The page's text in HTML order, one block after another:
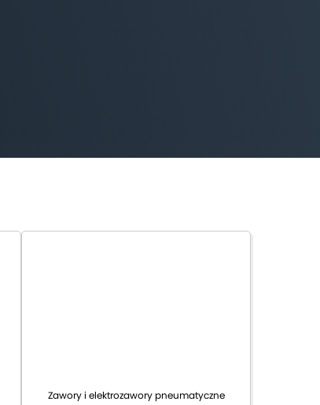
Zawory i elektrozawory pneumatyczne